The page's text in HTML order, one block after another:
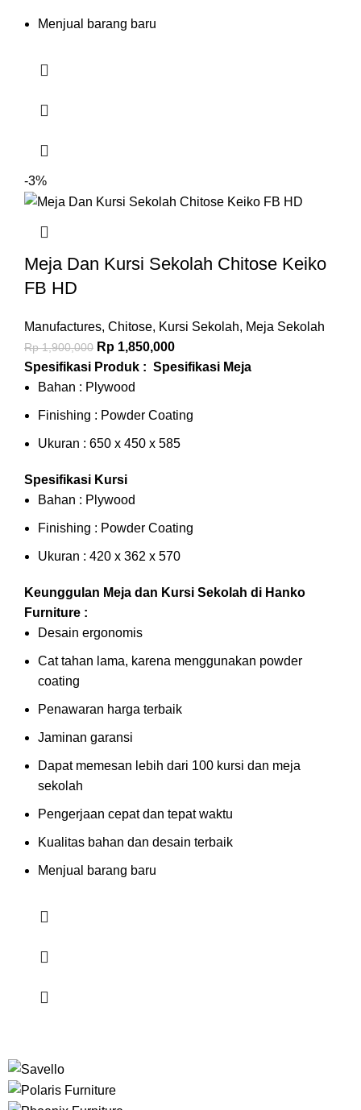
Menjual barang baru
-3%
Meja Dan Kursi Sekolah Chitose Keiko
FB HD
Manufactures, Chitose, Kursi Sekolah, Meja Sekolah
Rp1,900,000 Rp 1,850,000
Spesifikasi Produk : Spesifikasi Meja
Bahan : Plywood
Finishing : Powder Coating
Ukuran : 650 x 450 x 585
Spesifikasi Kursi
Bahan : Plywood
Finishing : Powder Coating
Ukuran : 420 x 362 x 570
Keunggulan Meja dan Kursi Sekolah di Hanko
Furniture :
Desain ergonomis
Cat tahan lama, karena menggunakan powder
coating
Penawaran harga terbaik
Jaminan garansi
Dapat memesan lebih dari 100 kursi dan meja
sekolah
Pengerjaan cepat dan tepat waktu
Kualitas bahan dan desain terbaik
Menjual barang baru